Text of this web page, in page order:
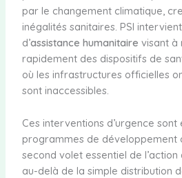
par le changement climatique,
inégalités sanitaires. PSI
d’assistance humanitaire visant à
rapidement des dispositifs de
où les infrastructures officielles
sont inaccessibles.
Ces interventions d’urgence
programmes de développement
second volet essentiel de l’action
au-delà de la simple distribution